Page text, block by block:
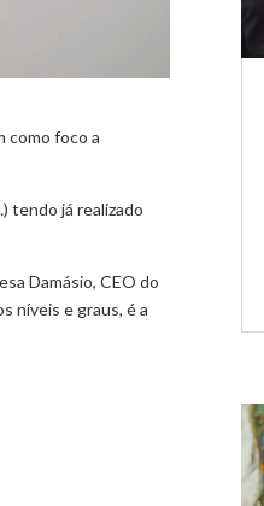
como foco a
tendo já realizado
Damásio, CEO do
níveis e graus, é a